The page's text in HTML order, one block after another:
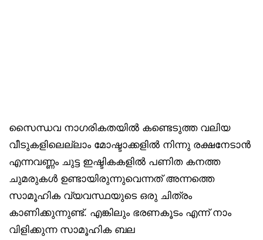
സൈന്ധവ നാഗരികതയിൽ കണ്ടെടുത്ത വലിയ
വീടുകളിലെല്ലാം മോഷ്ടാക്കളിൽ നിന്നു രക്ഷനേടാൻ
എന്നവണ്ണം ചുട്ട ഇഷ്ടികകളിൽ പണിത കനത്ത
ചുമരുകൾ ഉണ്ടായിരുന്നുവെന്നത് അന്നത്തെ
സാമൂഹിക വ്യവസ്ഥയുടെ ഒരു ചിത്രം
കാണിക്കുന്നുണ്ട്. എങ്കിലും ഭരണകൂടം എന്ന് നാം
വിളിക്കുന്ന സാമൂഹിക ബല